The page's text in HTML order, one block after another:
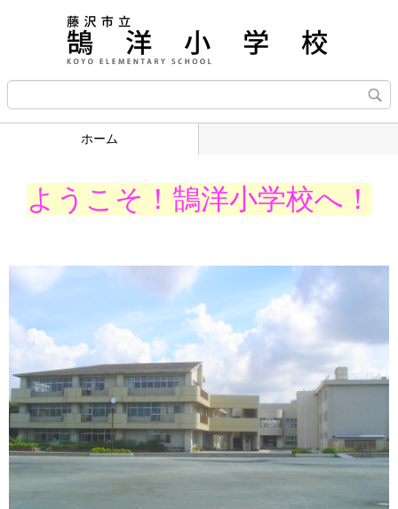
ホーム
ようこそ！鵠洋小学校へ！